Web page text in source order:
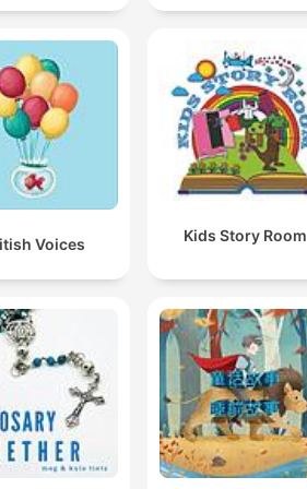
Kids Story Room
Voices